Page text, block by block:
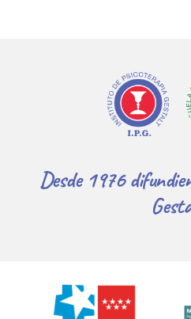
Desde 1976